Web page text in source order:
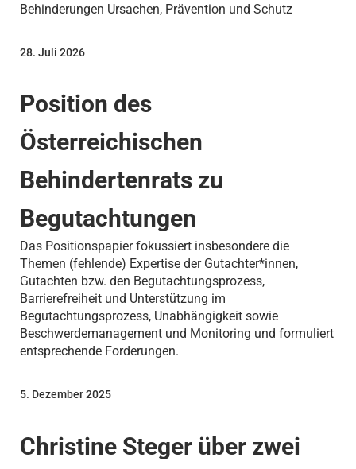
Behinderungen Ursachen, Prävention und Schutz
Position des
Österreichischen
Behindertenrats zu
Begutachtungen
28. Juli 2026
Das Positionspapier fokussiert insbesondere die
Themen (fehlende) Expertise der Gutachter*innen,
Gutachten bzw. den Begutachtungsprozess,
Barrierefreiheit und Unterstützung im
Begutachtungsprozess, Unabhängigkeit sowie
Beschwerdemanagement und Monitoring und formuliert
entsprechende Forderungen.
Christine Steger über zwei
5. Dezember 2025